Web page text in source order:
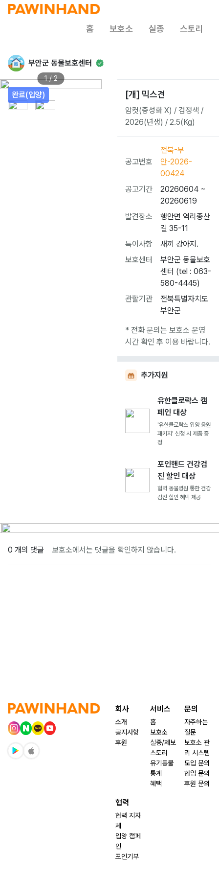
홈 보호소 실종 스토리
부안군 동물보호센터
완료(입양)
1 / 2
[개] 믹스견
암컷(중성화 X) / 검정색 /
2026(년생) / 2.5(Kg)
공고번호
전북-부
안-2026-
00424
공고기간
20260604 ~
20260619
발견장소
행안면 역리종산
길 35-11
특이사항
새끼 강아지.
보호센터
부안군 동물보호
센터 (tel : 063-
580-4445)
관할기관
전북특별자치도
부안군
* 전화 문의는 보호소 운영
시간 확인 후 이용 바랍니다.
추가지원
유한클로락스 캠
페인 대상
'유한클로락스 입양 응원
패키지' 신청 시 제품 증
정
포인핸드 건강검
진 할인 대상
협력 동물병원 통한 건강
검진 할인 혜택 제공
0 개의 댓글 보호소에서는 댓글을 확인하지 않습니다.
회사
소개
공지사항
후원
서비스
홈
보호소
실종/제보
스토리
유기동물
통계
혜택
문의
자주하는
질문
보호소 관
리 시스템
도입 문의
협업 문의
후원 문의
협력
협력 지자
체
입양 캠페
인
포인기부